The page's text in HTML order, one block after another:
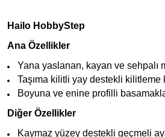
Hailo HobbyStep
Ana Özellikler
Yana yaslanan, kayan ve sehpalı
Taşıma kilitli yay destekli kilitleme
Boyuna ve enine profilli
Diğer Özellikler
Kaymaz yüzey destekli geçmeli